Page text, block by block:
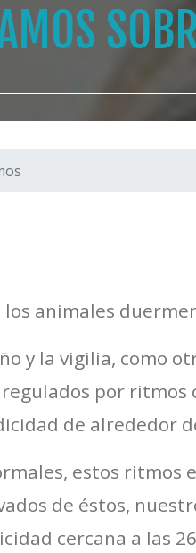
los animales
y la vigilia, como
por ritmos
de alrededor
estos
de éstos,
cercana a las